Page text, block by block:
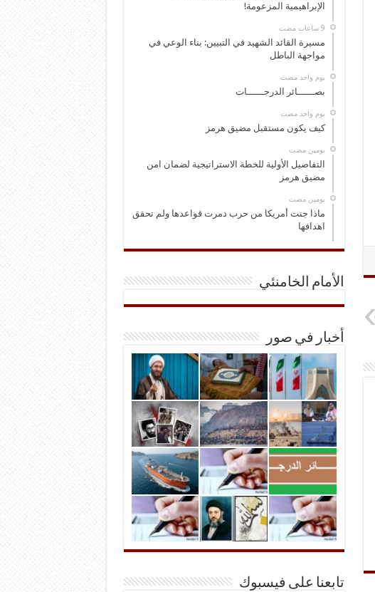
الإبراهيمية المزعومة!
مسيرة القائد الشهيد في التبيين: بناء الوعي في
مواجهة الباطل
‏يوم واحد مضت
بصــــــائر الدرجــــــات
‏يوم واحد مضت
كيف يكون مستقبل مضيق هرمز
‏يومين مضت
التفاصيل الأولية للخطة الاستراتيجية لضمان امن
مضيق هرمز
‏يومين مضت
ماذا جنت أمريكا من حرب دمرت قواعدها ولم تحقق
اهدافها
الأمام الخامنئي
أخبار في صور
تابعنا على فيسبوك